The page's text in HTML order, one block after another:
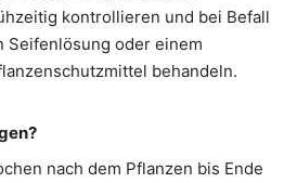
kontrollieren und bei Befall
Seifenlösung oder einem
behandeln.
nach dem Pflanzen bis Ende